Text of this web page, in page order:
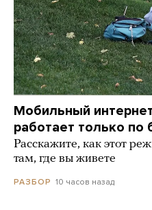
Мобильный
работает только по
Расскажите, как этот
там, где вы живете
РАЗБОР 10 часов назад